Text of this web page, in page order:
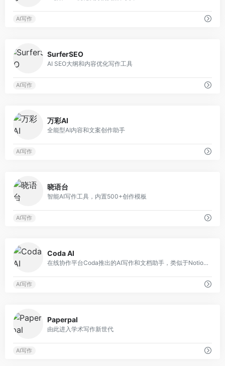
AI写作
SurferSEO
AI SEO大纲和内容优化写作工具
AI写作
万彩AI
全能型AI内容和文案创作助手
AI写作
晓语台
智能AI写作工具，内置500+创作模板
AI写作
Coda AI
在线协作平台Coda推出的AI写作和文档助手，类似于Notion AI
AI写作
Paperpal
由此进入学术写作新世代
AI写作